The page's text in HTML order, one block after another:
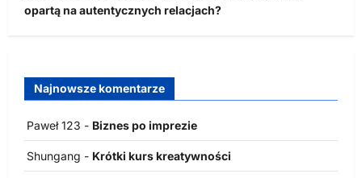
opartą na autentycznych relacjach?
Najnowsze komentarze
Paweł 123 - Biznes po imprezie
Shungang - Krótki kurs kreatywności